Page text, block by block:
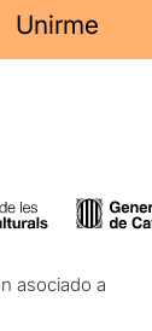
Unirme
asociado a